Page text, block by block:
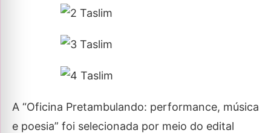
A “Oficina Pretambulando: performance, música
e poesia” foi selecionada por meio do edital